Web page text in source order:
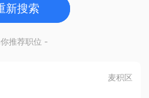
新搜索
推荐职位 -
麦积区